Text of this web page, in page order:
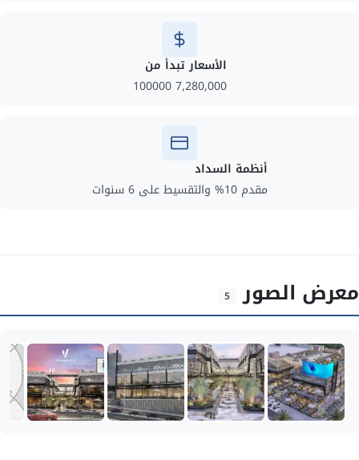
الأسعار تبدأ من
7,280,000 100000
أنظمة السداد
مقدم 10% والتقسيط على 6 سنوات
معرض الصور 5